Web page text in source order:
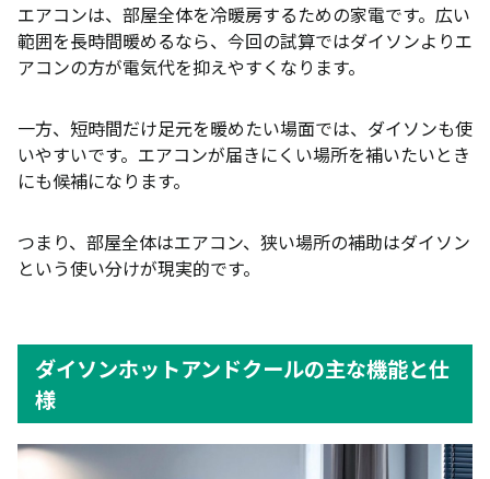
エアコンは、部屋全体を冷暖房するための家電です。広い
範囲を長時間暖めるなら、今回の試算ではダイソンよりエ
アコンの方が電気代を抑えやすくなります。
一方、短時間だけ足元を暖めたい場面では、ダイソンも使
いやすいです。エアコンが届きにくい場所を補いたいとき
にも候補になります。
つまり、部屋全体はエアコン、狭い場所の補助はダイソン
という使い分けが現実的です。
ダイソンホットアンドクールの主な機能と仕
様